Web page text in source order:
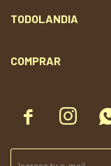
 
TODOLANDIA
COMPRAR